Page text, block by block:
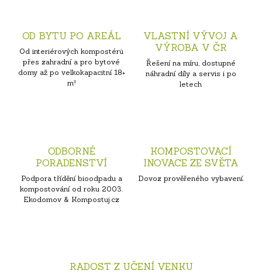
OD BYTU PO AREÁL
Od interiérových kompostérů
přes zahradní a pro bytové
domy až po velkokapacitní 18+
m³
VLASTNÍ VÝVOJ A
VÝROBA V ČR
Řešení na míru, dostupné
náhradní díly a servis i po
letech
ODBORNÉ
PORADENSTVÍ
Podpora třídění bioodpadu a
kompostování od roku 2003.
Ekodomov & Kompostuj.cz
KOMPOSTOVACÍ
INOVACE ZE SVĚTA
Dovoz prověřeného vybavení.
RADOST Z UČENÍ VENKU